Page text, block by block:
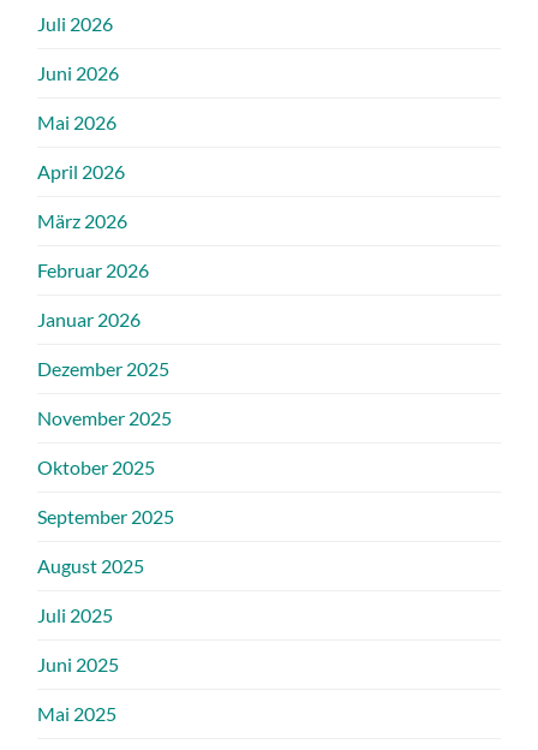
Juli 2026
Juni 2026
Mai 2026
April 2026
März 2026
Februar 2026
Januar 2026
Dezember 2025
November 2025
Oktober 2025
September 2025
August 2025
Juli 2025
Juni 2025
Mai 2025